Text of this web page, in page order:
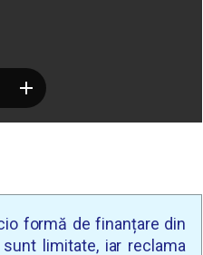
formă de finanțare din
limitate, iar reclama